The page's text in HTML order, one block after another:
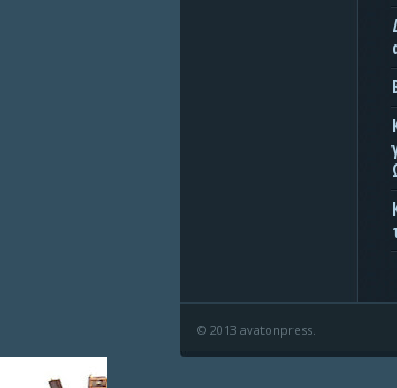
© 2013 avatonpress.